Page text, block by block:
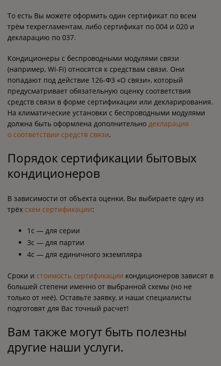
То есть Вы можете оформить один сертификат по всем
трём техрегламентам, либо сертификат по 004 и 020 и
декларацию по 037.
Кондиционеры с беспроводными модулями связи
(например, Wi-Fi) относятся к средствам связи. Они
попадают под действие 126-ФЗ «О связи», который
предусматривает обязательную оценку соответствия
средств связи в форме сертификации или декларирования.
На климатические установки с беспроводными модулями
должна быть оформлена дополнительно декларация
о соответствии средств связи.
Порядок сертификации бытовых
кондиционеров
В зависимости от объекта оценки, Вы выбираете одну из
трёх схем сертификации:
1с — для серии
3с — для партии
4с — для единичного экземпляра
Сроки и стоимость сертификации кондиционеров зависят в
большей степени именно от выбранной схемы (но не
только от неё). Оставьте заявку, и наши специалисты
подготовят для Вас точный расчет!
Вам также могут быть полезны
другие наши услуги.